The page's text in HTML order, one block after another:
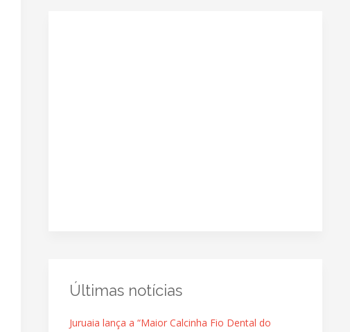
Últimas notícias
Juruaia lança a “Maior Calcinha Fio Dental do